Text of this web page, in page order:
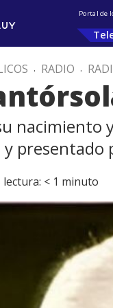
Portal de
. RADIO .
nacimiento
presentado
< 1 minuto